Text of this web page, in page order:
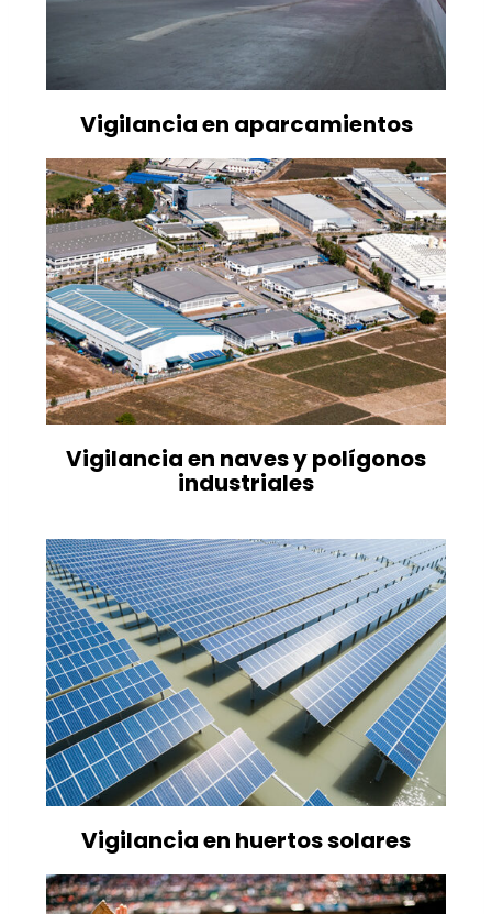
Vigilancia en aparcamientos
Vigilancia en naves y polígonos
industriales
Vigilancia en huertos solares